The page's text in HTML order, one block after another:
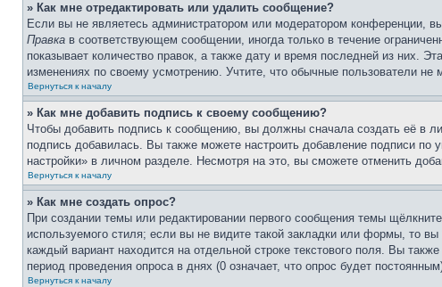
» Как мне отредактировать или удалить сообщение?
Если вы не являетесь администратором или модератором конференции,
Правка в соответствующем сообщении, иногда только в течение
показывает количество правок, а также дату и время последней из них.
изменениях по своему усмотрению. Учтите, что обычные пользователи не
Вернуться к началу
» Как мне добавить подпись к своему сообщению?
Чтобы добавить подпись к сообщению, вы должны сначала создать её в
подпись добавилась. Вы также можете настроить добавление подписи
настройки» в личном разделе. Несмотря на это, вы сможете отменить
Вернуться к началу
» Как мне создать опрос?
При создании темы или редактировании первого сообщения темы
используемого стиля; если вы не видите такой закладки или формы, то
каждый вариант находится на отдельной строке текстового поля. Вы
период проведения опроса в днях (0 означает, что опрос будет
Вернуться к началу